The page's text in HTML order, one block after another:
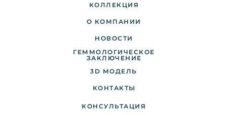
КОНТАКТЫ
КОЛЛЕКЦИЯ
НОВОСТИ
О КОМПАНИИ
ДОСТАВКА И ОПЛАТА
ПАРТНЕРАМ
3D МОДЕЛЬ
КОНСУЛЬТАЦИЯ
ГЕММОЛОГИЧЕСКОЕ
ЗАКЛЮЧЕНИЕ